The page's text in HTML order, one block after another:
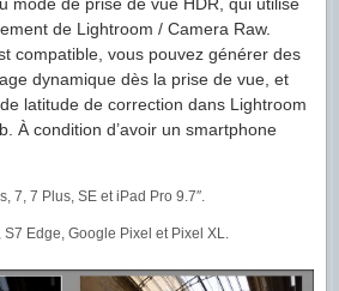
de Lightroom / Camera Raw.
compatible, vous pouvez générer des
dynamique dès la prise de vue, et
latitude de correction dans Lightroom
À condition d’avoir un smartphone
7, 7 Plus, SE et iPad Pro 9.7″.
Edge, Google Pixel et Pixel XL.